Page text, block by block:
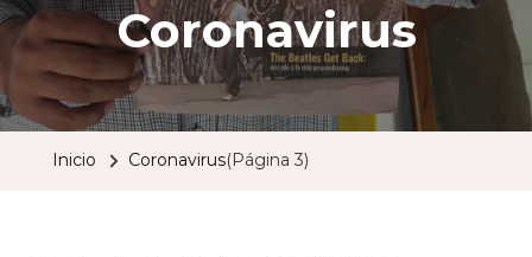
Coronavirus
Inicio Coronavirus(Página 3)